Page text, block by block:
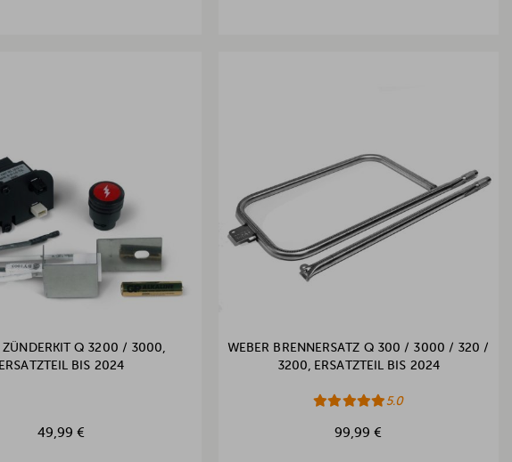
ZÜNDERKIT Q 3200 / 3000,
ERSATZTEIL BIS 2024
49,99 €
WEBER BRENNERSATZ Q 300 / 3000 / 320 /
3200, ERSATZTEIL BIS 2024
5.0
99,99 €